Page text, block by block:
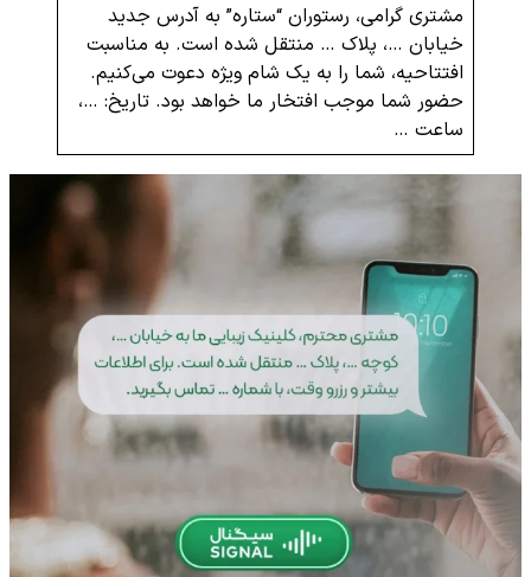
مشتری گرامی، رستوران “ستاره” به آدرس جدید
خیابان …، پلاک … منتقل شده است. به مناسبت
افتتاحیه، شما را به یک شام ویژه دعوت می‌کنیم.
حضور شما موجب افتخار ما خواهد بود. تاریخ: …،
ساعت …